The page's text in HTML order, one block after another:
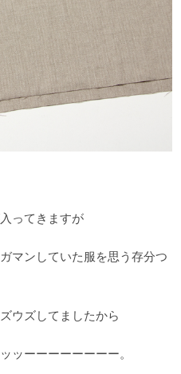
ってきますが
マンしていた服を思う存分つ
ウズしてましたから
ッーーーーーーーー。